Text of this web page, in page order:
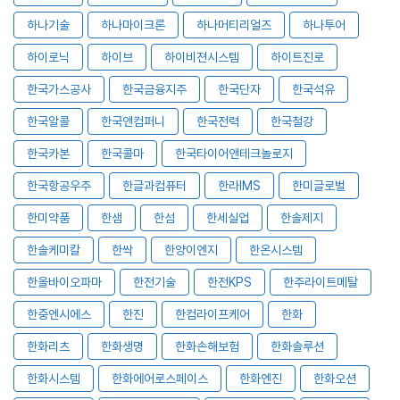
하나기술 하나마이크론 하나머티리얼즈 하나투어
하이로닉 하이브 하이비젼시스템 하이트진로
한국가스공사 한국금융지주 한국단자 한국석유
한국알콜 한국앤컴퍼니 한국전력 한국철강
한국카본 한국콜마 한국타이어앤테크놀로지
한국항공우주 한글과컴퓨터 한라IMS 한미글로벌
한미약품 한샘 한섬 한세실업 한솔제지
한솔케미칼 한싹 한양이엔지 한온시스템
한올바이오파마 한전기술 한전KPS 한주라이트메탈
한중엔시에스 한진 한컴라이프케어 한화
한화리츠 한화생명 한화손해보험 한화솔루션
한화시스템 한화에어로스페이스 한화엔진 한화오션